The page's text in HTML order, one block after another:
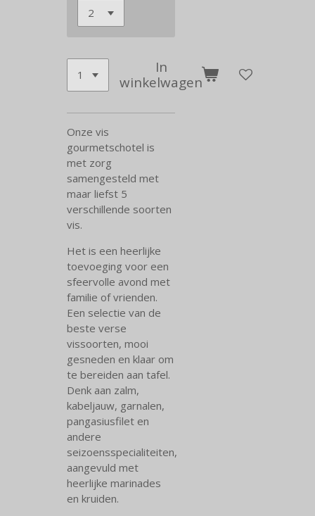
In
winkelwagen
Onze vis
gourmetschotel is
met zorg
samengesteld met
maar liefst 5
verschillende soorten
vis.
Het is een heerlijke
toevoeging voor een
sfeervolle avond met
familie of vrienden.
Een selectie van de
beste verse
vissoorten, mooi
gesneden en klaar om
te bereiden aan tafel.
Denk aan zalm,
kabeljauw, garnalen,
pangasiusfilet en
andere
seizoensspecialiteiten,
aangevuld met
heerlijke marinades
en kruiden.